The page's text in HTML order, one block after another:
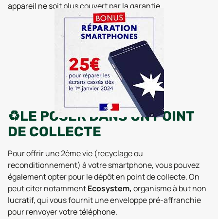
appareil ne soit plus couvert par la garantie.
♻️LE POSER DANS UN POINT
DE COLLECTE
Pour offrir une 2ème vie (recyclage ou
reconditionnement) à votre smartphone, vous pouvez
également opter pour le dépôt en point de collecte. On
peut citer notammentEcosystem, organisme à but non
lucratif, qui vous fournit une enveloppe pré-affranchie
pour renvoyer votre téléphone.